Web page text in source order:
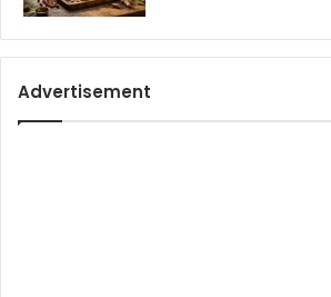
Advertisement